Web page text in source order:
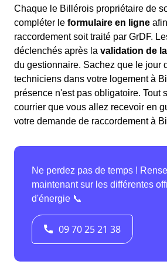
Chaque le Billérois propriétaire de
compléter le formulaire en ligne
raccordement soit traité par GrDF.
déclenchés après la validation de
du gestionnaire. Sachez que le jour
techniciens dans votre logement à
présence n'est pas obligatoire. Tout
courrier que vous allez recevoir en
votre demande de raccordement à